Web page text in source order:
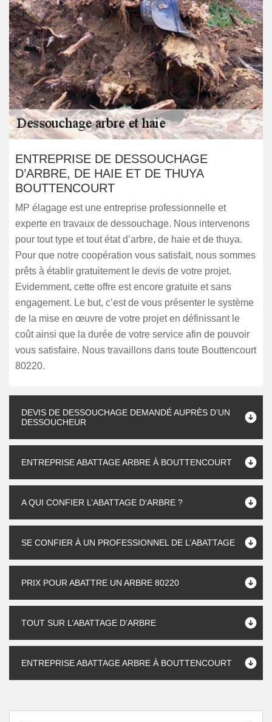
ENTREPRISE DE DESSOUCHAGE
D’ARBRE, DE HAIE ET DE THUYA
BOUTTENCOURT
MP élagage est une entreprise professionnelle et
experte en travaux de dessouchage. Nous intervenons
pour tout type et tout état d’arbre, de haie et de thuya.
Pour que notre coopération vous satisfait, nous sommes
prêts à établir gratuitement le devis de votre projet.
Evidemment, cette offre est encore gratuite et sans
engagement. Le but, c’est de vous présenter le système
de la mise en œuvre de votre projet en définissant le
coût ainsi que la durée de votre service afin de pouvoir
vous satisfaire. Nous travaillons dans toute Bouttencourt
80220.
DEVIS DE DESSOUCHAGE DEMANDÉ AUPRÈS D’UN
DESSOUCHEUR
ENTREPRISE ABATTAGE ARBRE À BOUTTENCOURT
A QUI CONFIER L’ABATTAGE D‘ARBRE ?
SE CONFIER À UN PROFESSIONNEL DE L’ABATTAGE
PRIX POUR ABATTRE UN ARBRE 80220
TOUT SUR L’ABATTAGE D’ARBRE
ENTREPRISE ABATTAGE ARBRE À BOUTTENCOURT